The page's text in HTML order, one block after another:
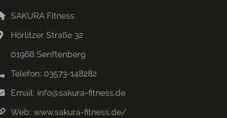
SAKURA Fitness
Hörlitzer Straße 32
01968 Senftenberg
Telefon: 03573-148282
Email: info@sakura-fitness.de
Web: www.sakura-fitness.de/